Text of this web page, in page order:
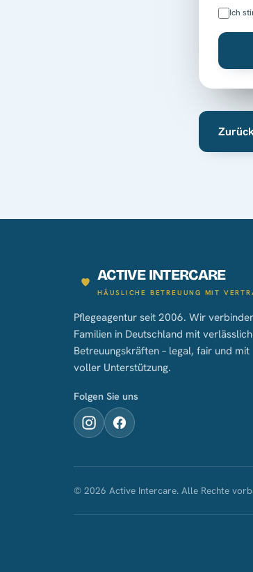
Ich
ACTIVE INTERCARE
HÄUSLICHE BETREUUNG MIT
Pflegeagentur seit 2006. Wir
Familien in Deutschland mit
Betreuungskräften – legal, fair und mit
voller Unterstützung.
Folgen Sie uns
© 2026 Active Intercare. Alle Rechte